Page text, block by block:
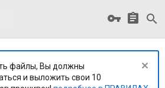
файлы, Вы должны
и выложить свои 10